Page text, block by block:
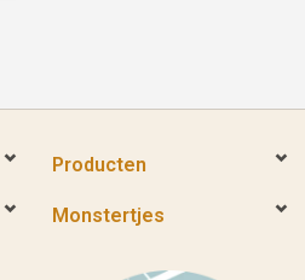
Producten
Monstertjes